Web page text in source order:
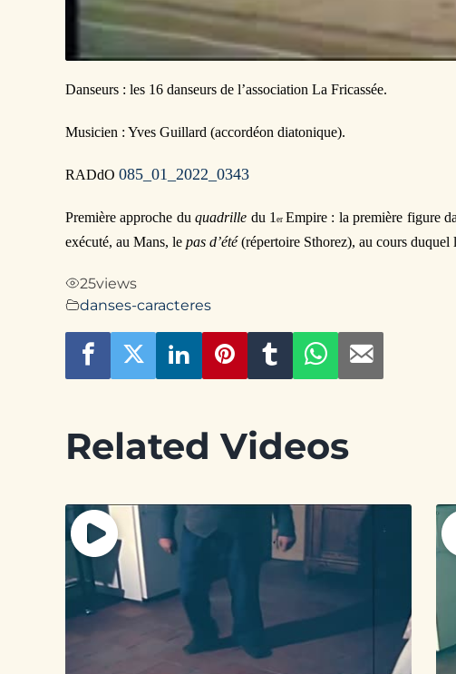
Danseurs : les 16 danseurs de l’association La Fricassée.
Musicien : Yves Guillard (accordéon diatonique).
RADdO 085_01_2022_0343
Première approche duquadrille du 1er Empire : la première figure
exécuté, au Mans, le pas d’été(répertoire Sthorez), au cours du­quel
25views
danses-caracteres
Related Videos